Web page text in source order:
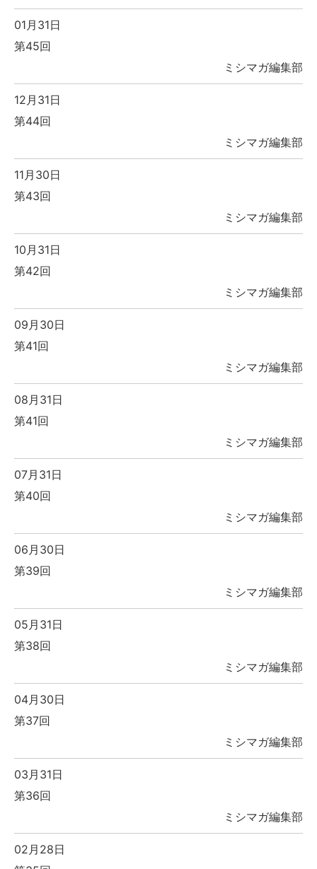
01月31日
第45回
ミシマガ編集部
12月31日
第44回
ミシマガ編集部
11月30日
第43回
ミシマガ編集部
10月31日
第42回
ミシマガ編集部
09月30日
第41回
ミシマガ編集部
08月31日
第41回
ミシマガ編集部
07月31日
第40回
ミシマガ編集部
06月30日
第39回
ミシマガ編集部
05月31日
第38回
ミシマガ編集部
04月30日
第37回
ミシマガ編集部
03月31日
第36回
ミシマガ編集部
02月28日